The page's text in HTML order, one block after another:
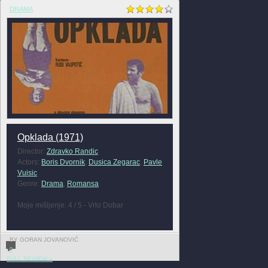
DRAMA
Opklada (1971)
Director: Zdravko Randic
Actors: Boris Dvornik, Dusica Zegarac, Pavle
Vuisic
Genre: Drama, Romansa
Moje mišljenje: 4 / 5 - Vrlo Dobar
BY GORAN JOVANOVIĆ
0
FULL REVIEW »